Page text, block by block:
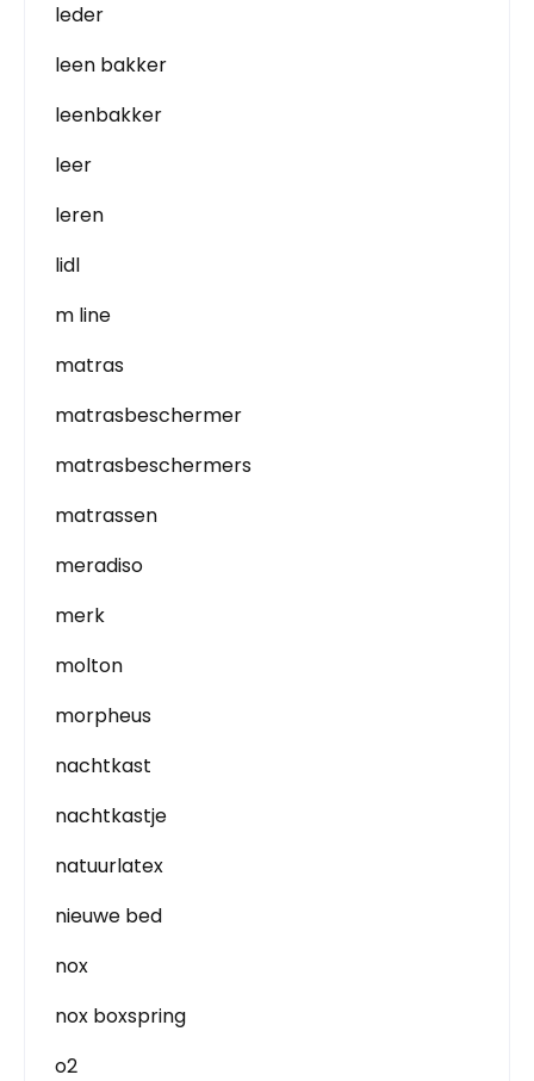
leder
leen bakker
leenbakker
leer
leren
lidl
m line
matras
matrasbeschermer
matrasbeschermers
matrassen
meradiso
merk
molton
morpheus
nachtkast
nachtkastje
natuurlatex
nieuwe bed
nox
nox boxspring
o2